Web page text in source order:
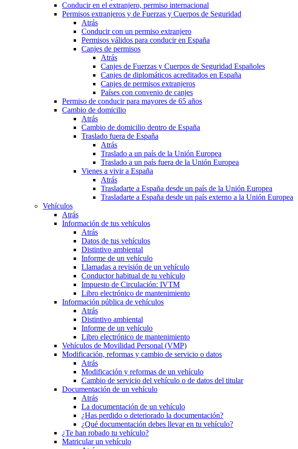
Conducir en el extranjero, permiso internacional
Permisos extranjeros y de Fuerzas y Cuerpos de Seguridad
Atrás
Conducir con un permiso extranjero
Permisos válidos para conducir en España
Canjes de permisos
Atrás
Canjes de Fuerzas y Cuerpos de Seguridad Españoles
Canjes de diplomáticos acreditados en España
Canjes de permisos extranjeros
Países con convenio de canjes
Permiso de conducir para mayores de 65 años
Cambio de domicilio
Atrás
Cambio de domicilio dentro de España
Traslado fuera de España
Atrás
Traslado a un país de la Unión Europea
Traslado a un país fuera de la Unión Europea
Vienes a vivir a España
Atrás
Trasladarte a España desde un país de la Unión Europea
Trasladarte a España desde un país externo a la Unión Europea
Vehículos
Atrás
Información de tus vehículos
Atrás
Datos de tus vehículos
Distintivo ambiental
Informe de un vehículo
Llamadas a revisión de un vehículo
Conductor habitual de tu vehículo
Impuesto de Circulación: IVTM
Libro electrónico de mantenimiento
Información pública de vehículos
Atrás
Distintivo ambiental
Informe de un vehículo
Libro electrónico de mantenimiento
Vehículos de Movilidad Personal (VMP)
Modificación, reformas y cambio de servicio o datos
Atrás
Modificación y reformas de un vehículo
Cambio de servicio del vehículo o de datos del titular
Documentación de un vehículo
Atrás
La documentación de un vehículo
¿Has perdido o deteriorado la documentación?
¿Qué documentación debes llevar en tu vehículo?
¿Te han robado tu vehículo?
Matricular un vehículo